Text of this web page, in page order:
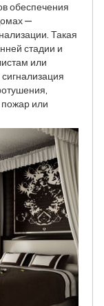
обеспечения
—
Такая
стадии и
или
пожар или